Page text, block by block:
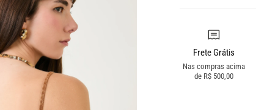
Frete Grátis
Nas compras acima
de R$ 500,00